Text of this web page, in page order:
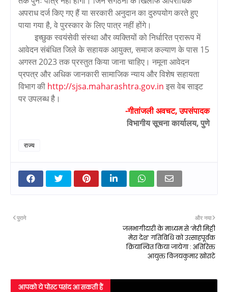
अपराध दर्ज किए गए हैं या सरकारी अनुदान का दुरुपयोग करते हुए
पाया गया है, वे पुरस्कार के लिए पात्र नहीं होंगे।
इच्छुक स्वयंसेवी संस्था और व्यक्तियों को निर्धारित प्रारूप में
आवेदन संबंधित जिले के सहायक आयुक्त, समाज कल्याण के पास 15
अगस्त 2023 तक प्रस्तुत किया जाना चाहिए। नमूना आवेदन
प्रपत्र और अधिक जानकारी सामाजिक न्याय और विशेष सहायता
विभाग की http://sjsa.maharashtra.gov.in इस वेब साइट
पर उपलब्ध है।
-गीतांजली अवचट, उपसंपादक
विभागीय सूचना कार्यालय, पुणे
राज्य
और नया
जनभागीदारी के माध्यम से ‘मेरी मिट्टी
मेरा देश’ गतिविधि को उत्साहपूर्वक
क्रियान्वित किया जायेगा : अतिरिक्त
आयुक्त विजयकुमार खोराटे
पुराने
आपको ये पोस्ट पसंद आ सकती हैं